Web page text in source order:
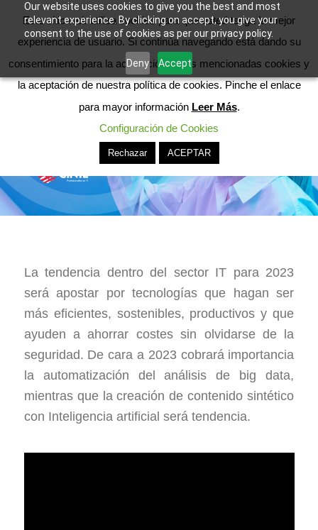
Our website uses cookies to give you the best and most
relevant experience. By clicking on accept, you give your
consent to the use of cookies as per our privacy policy.
Deny Accept
La tendencia dentro del sector IT para 2023
será apostar por tecnologías que hagan ser
más eficientes, sostenibles, productivos y que
ayuden a ahorrar costes sin olvidarse de la
seguridad. De cara a 2023 cobrará importancia
la automatización del análisis de big data,
mientras que la creación de contenido sintético
con Inteligencia artificial será tendencia.
Este sitio web utiliza cookies para que usted tenga la mejor
experiencia de usuario. Si continúa navegando está dando su
consentimiento para la aceptación de las mencionadas cookies y
la aceptación de nuestra política de cookies. Pinche el enlace
para mayor información Leer Más.
Configuración de Cookies
Rechazar ACEPTAR